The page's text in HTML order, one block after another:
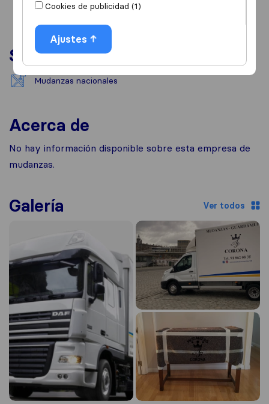
Servicios
Mudanzas nacionales
Acerca de
No hay información disponible sobre esta empresa de
mudanzas.
Galería Ver todos
Cookies de publicidad (1)
Ajustes